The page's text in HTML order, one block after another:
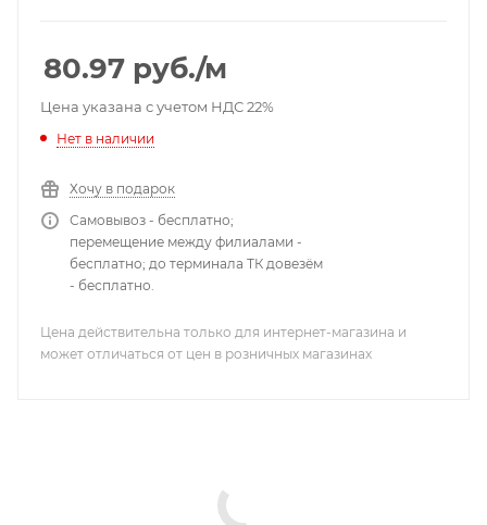
80.97 руб./м
Цена указана с учетом НДС 22%
Нет в наличии
Хочу в подарок
Самовывоз - бесплатно;
перемещение между филиалами -
бесплатно; до терминала ТК довезём
- бесплатно.
Цена действительна только для интернет-магазина и
может отличаться от цен в розничных магазинах